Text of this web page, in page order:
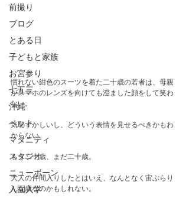
前撮り
ブログ
とある日
子どもと家族
お宮参り
七五三
沖縄
ペット
マタニティ
スタジオ
ニューボーン
入園入学
慣れない紺色のスーツを着た二十歳の若者は、母親
がスマホのレンズを向けても澄ました顔をして笑わ
ない。
気恥ずかしいし、どういう表情を見せるべきかもわ
からない。
もう二十歳、まだ二十歳。
大人の仲間入りしたとはいえ、なんとなく宙ぶらり
んな歳なのかもしれない。